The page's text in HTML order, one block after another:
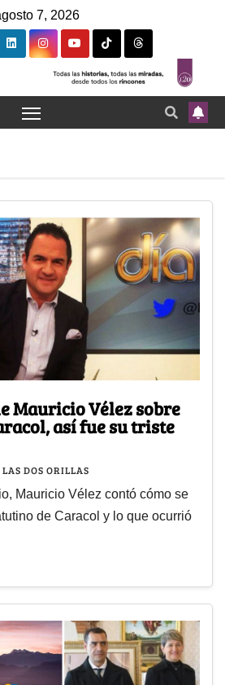
7, 2026
Mauricio Vélez sobre
así fue su triste
LAS DOS ORILLAS
Mauricio Vélez contó cómo se
de Caracol y lo que ocurrió